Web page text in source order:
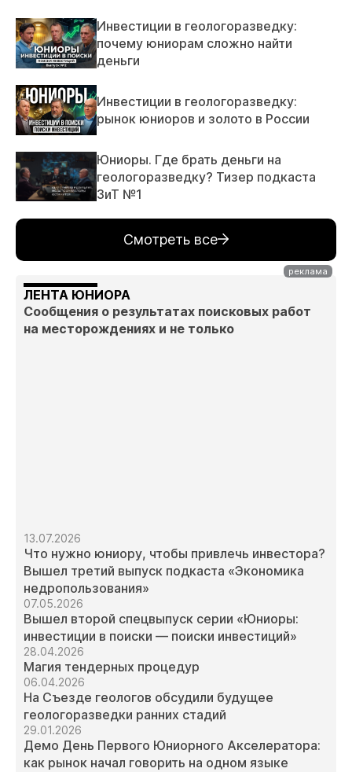
Инвестиции в геологоразведку:
почему юниорам сложно найти
деньги
Инвестиции в геологоразведку:
рынок юниоров и золото в России
Юниоры. Где брать деньги на
геологоразведку? Тизер подкаста
ЗиТ №1
Смотреть все
ЛЕНТА ЮНИОРА
Сообщения о результатах поисковых работ
на месторождениях и не только
13.07.2026
Что нужно юниору, чтобы привлечь инвестора?
Вышел третий выпуск подкаста «Экономика
недропользования»
07.05.2026
Вышел второй спецвыпуск серии «Юниоры:
инвестиции в поиски — поиски инвестиций»
28.04.2026
Магия тендерных процедур
06.04.2026
На Съезде геологов обсудили будущее
геологоразведки ранних стадий
29.01.2026
Демо День Первого Юниорного Акселератора:
как рынок начал говорить на одном языке